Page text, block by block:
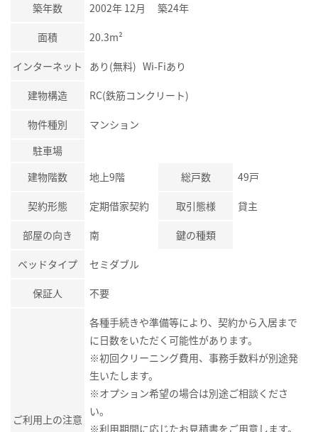
築年数 2002年 12月 築24年
面積 20.3m²
インターネット あり(無料) Wi-Fiあり
建物構造 RC(鉄筋コンクリート)
物件種別
マンション
駐車場
建物階数
地上9階 総戸数 49戸
契約形態 定期借家契約 取引態様 貸主
部屋の向き 南 鍵の種類
ベッドタイプ セミダブル
保証人 不要
ご利用上の注意
各種手続きや準備等により、契約から入居まで
に日数をいただく可能性があります。
※初回クリーニング費用、事務手数料が別途発
生いたします。
※オプション希望の場合は別途ご相談くださ
い。
※利用期間に応じたお見積書をご用意します。